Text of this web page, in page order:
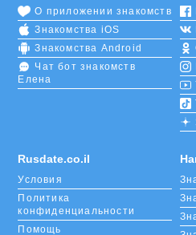
Rusdate.co.il
Условия
Политика
конфиденциальности
Помощь
О приложении знакомств
Знакомства iOS
Знакомства Android
Чат бот знакомств
Елена